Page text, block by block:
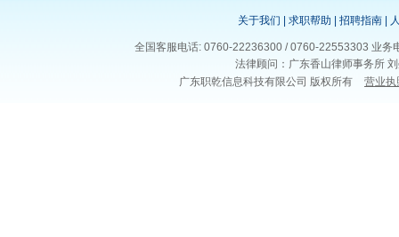
关于我们 求职帮助 招聘指南
全国客服电话: 0760-22236300 / 0760-22553303 业
法律顾问：广东香山律师事务所
广东职乾信息科技有限公司 版权所有
营业执